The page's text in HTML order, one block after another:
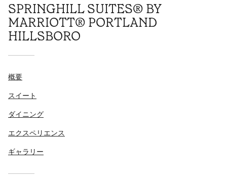
SPRINGHILL SUITES® BY
MARRIOTT® PORTLAND
HILLSBORO
概要
スイート
ダイニング
エクスペリエンス
ギャラリー